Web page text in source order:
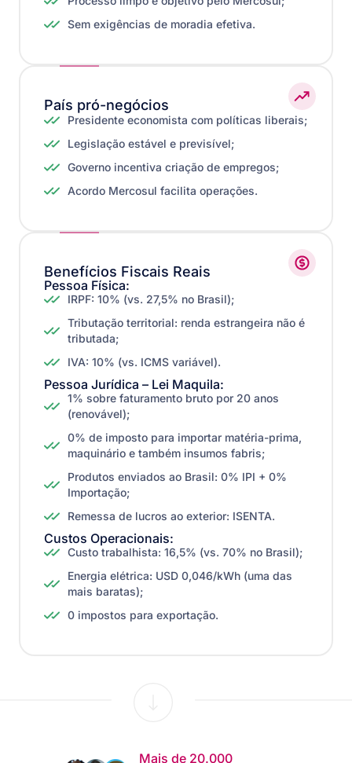
Sem exigências de moradia efetiva.
País pró-negócios
Presidente economista com políticas liberais;
Legislação estável e previsível;
Governo incentiva criação de empregos;
Acordo Mercosul facilita operações.
Benefícios Fiscais Reais
Pessoa Física:
IRPF: 10% (vs. 27,5% no Brasil);
Tributação territorial: renda estrangeira não é
tributada;
IVA: 10% (vs. ICMS variável).
Pessoa Jurídica – Lei Maquila:
1% sobre faturamento bruto por 20 anos
(renovável);
0% de imposto para importar matéria-prima,
maquinário e também insumos fabris;
Produtos enviados ao Brasil: 0% IPI + 0%
Importação;
Remessa de lucros ao exterior: ISENTA.
Custos Operacionais:
Custo trabalhista: 16,5% (vs. 70% no Brasil);
Energia elétrica: USD 0,046/kWh (uma das
mais baratas);
0 impostos para exportação.
Mais de 20.000